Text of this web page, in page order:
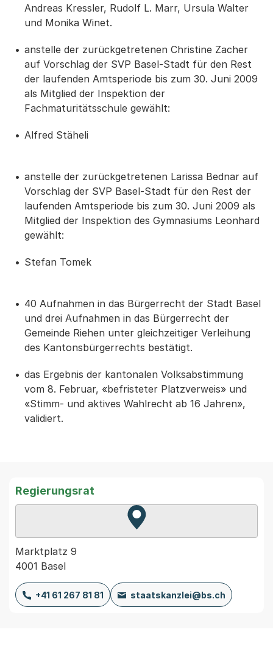
Andreas Kressler, Rudolf L. Marr, Ursula Walter
und Monika Winet.
anstelle der zurückgetretenen Christine Zacher
auf Vorschlag der SVP Basel-Stadt für den Rest
der laufenden Amtsperiode bis zum 30. Juni 2009
als Mitglied der Inspektion der
Fachmaturitätsschule gewählt:
Alfred Stäheli
anstelle der zurückgetretenen Larissa Bednar auf
Vorschlag der SVP Basel-Stadt für den Rest der
laufenden Amtsperiode bis zum 30. Juni 2009 als
Mitglied der Inspektion des Gymnasiums Leonhard
gewählt:
Stefan Tomek
40 Aufnahmen in das Bürgerrecht der Stadt Basel
und drei Aufnahmen in das Bürgerrecht der
Gemeinde Riehen unter gleichzeitiger Verleihung
des Kantonsbürgerrechts bestätigt.
das Ergebnis der kantonalen Volksabstimmung
vom 8. Februar, «befristeter Platzverweis» und
«Stimm- und aktives Wahlrecht ab 16 Jahren»,
validiert.
Regierungsrat
Zur Karte von MapBS.
Externer Link, wird in einem
Marktplatz 9
4001 Basel
+41 61 267 81 81 staatskanzlei@bs.ch